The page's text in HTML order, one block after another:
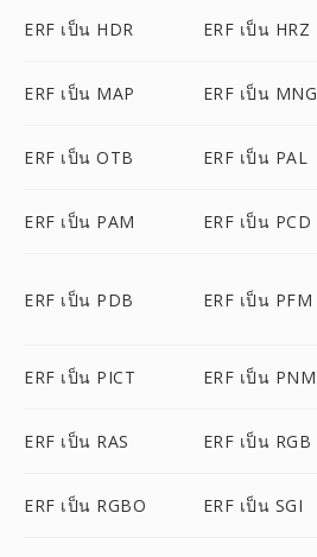
ERF เป็น HDR ERF เป็น HRZ
ERF เป็น MAP ERF เป็น MNG
ERF เป็น OTB ERF เป็น PAL
ERF เป็น PAM ERF เป็น PCD
ERF เป็น PDB ERF เป็น PFM
ERF เป็น PICT ERF เป็น PNM
ERF เป็น RAS ERF เป็น RGB
ERF เป็น RGBO ERF เป็น SGI